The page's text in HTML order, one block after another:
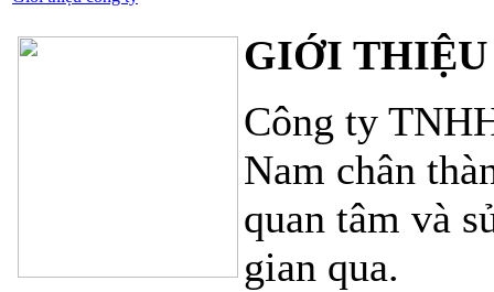
GIỚI THIỆU
Công ty
Nam chân
quan tâm và
gian qua.